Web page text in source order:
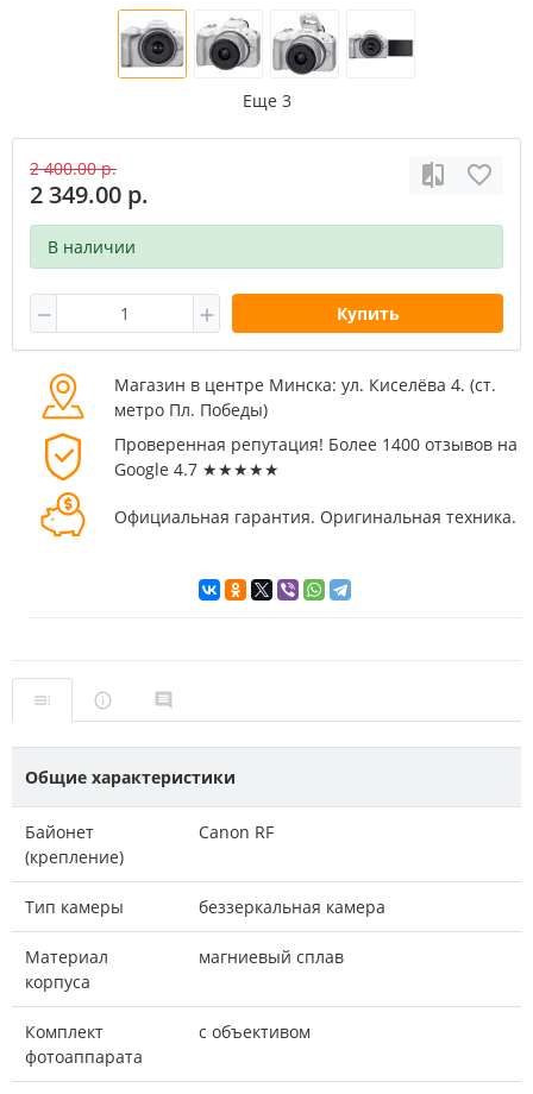
Еще 3
2 400.00 р.
2 349.00 р.
В наличии
Купить
Магазин в центре Минска: ул. Киселёва 4. (cт.
метро Пл. Победы)
Проверенная репутация! Более 1400 отзывов на
Google 4.7 ★★★★★
Официальная гарантия. Оригинальная техника.
Общие характеристики
Байонет
(крепление)
Canon RF
Тип камеры беззеркальная камера
Материал
корпуса
магниевый сплав
Комплект
фотоаппарата
с объективом